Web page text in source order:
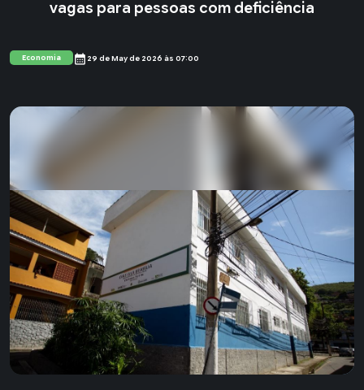
vagas para pessoas com deficiência
Economia calendar_month 29 de May de 2026 às 07:00